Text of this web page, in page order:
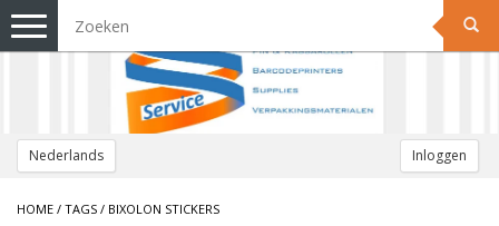
Nederlands Inloggen
Toggle
navigation
HOME / TAGS / BIXOLON STICKERS